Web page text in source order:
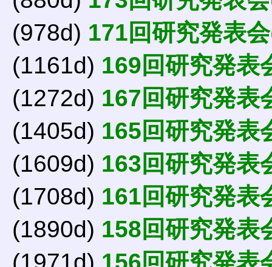
(978d) 171回研究発表会
(1161d) 169回研究発表
(1272d) 167回研究発表
(1405d) 165回研究発表
(1609d) 163回研究発表
(1708d) 161回研究発表
(1890d) 158回研究発表